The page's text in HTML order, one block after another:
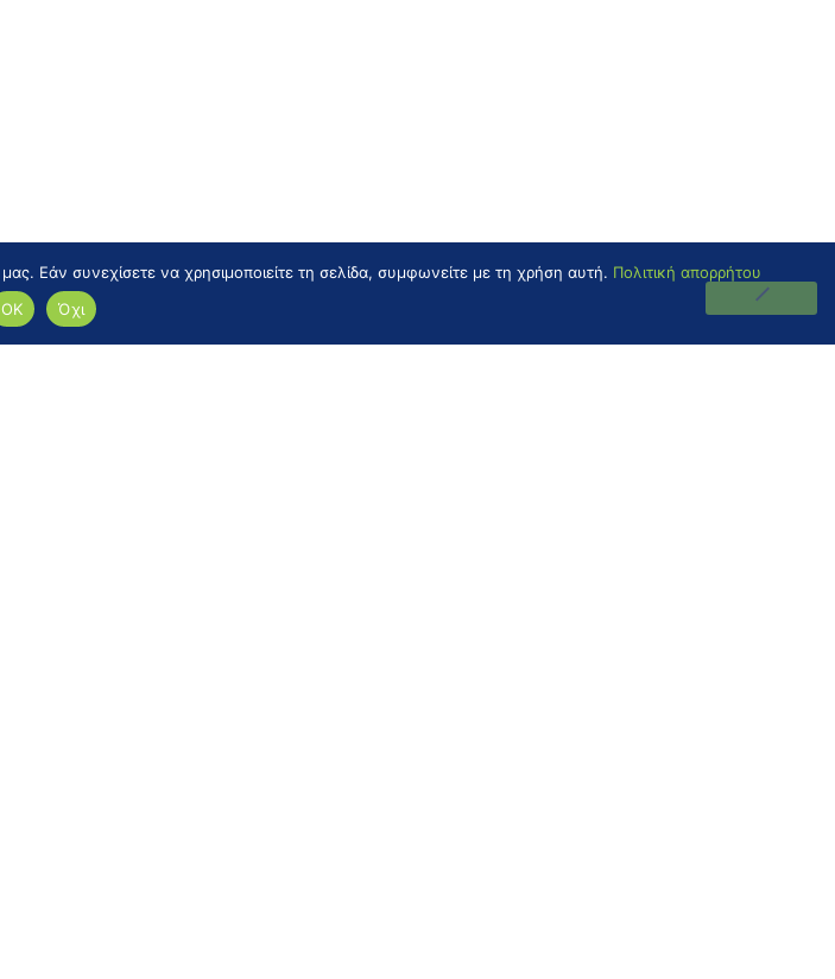
Εάν συνεχίσετε να χρησιμοποιείτε τη σελίδα, συμφωνείτε με τη χρήση αυτή. Πολιτική απορρήτου
ΟΚ
Όχι